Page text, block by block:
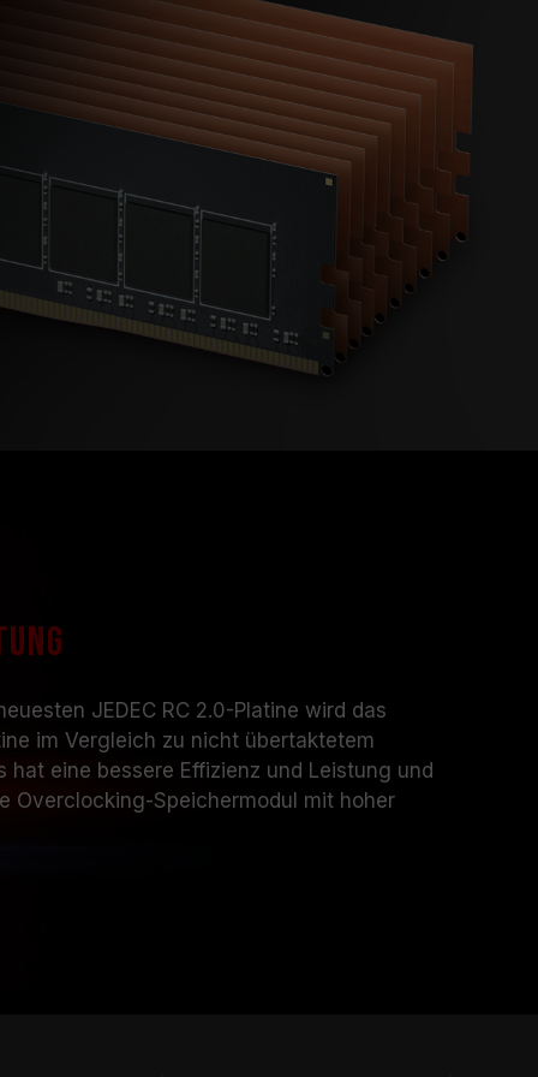
JEDEC RC 2.0-Platine wird das
im Vergleich zu nicht übertaktetem
hat eine bessere Effizienz und Leistung und
Overclocking-Speichermodul mit hoher